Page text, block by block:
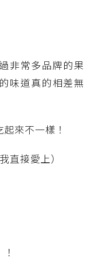
非常多品牌的果
味道真的相差無
來不一樣！
直接愛上）